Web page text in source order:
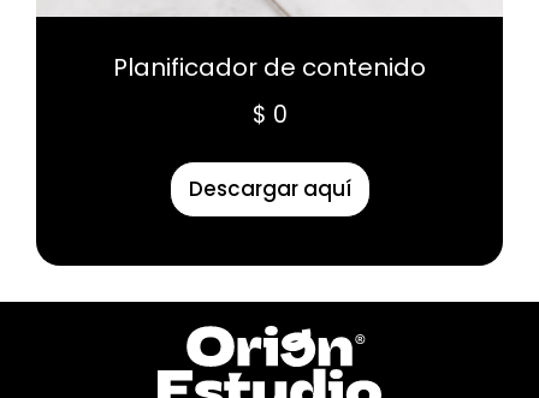
Planificador de contenido
$ 0
Descargar aquí